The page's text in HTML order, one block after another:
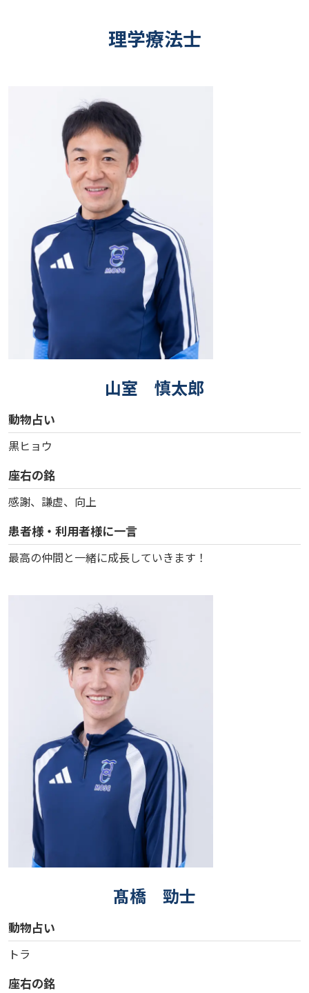
理学療法士
山室 慎太郎
動物占い
黒ヒョウ
座右の銘
感謝、謙虚、向上
患者様・利用者様に一言
最高の仲間と一緒に成長していきます！
髙橋 勁士
動物占い
トラ
座右の銘